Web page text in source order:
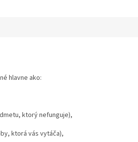
hlavne ako:
ktorý nefunguje),
ktorá vás vytáča),